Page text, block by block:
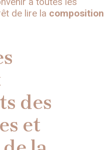
de lire la composition
des
et